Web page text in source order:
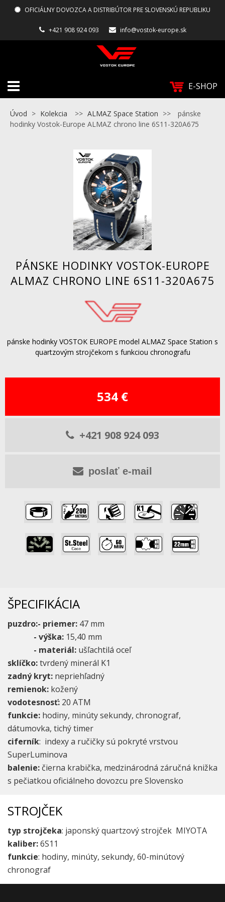
OFICIÁLNY DOVOZCA A DISTRIBÚTOR PRE SLOVENSKÚ REPUBLIKU
+421 908 924 093 info@vostok-europe.sk
E-SHOP
Úvod > Kolekcia >> ALMAZ Space Station >>
pánske
hodinky Vostok-Europe ALMAZ chrono line 6S11-320A675
PÁNSKE HODINKY VOSTOK-EUROPE
ALMAZ CHRONO LINE 6S11-320A675
pánske hodinky VOSTOK EUROPE model ALMAZ Space Station s
quartzovým strojčekom s funkciou chronografu
534 €
+421 908 924 093
poslať e-mail
ŠPECIFIKÁCIA
puzdro:- priemer: 47 mm
- výška: 15,40 mm
- materiál: ušľachtilá oceľ
sklíčko:tvrdený minerál K1
zadný kryt: nepriehľadný
remienok: kožený
vodotesnosť: 20 ATM
funkcie: hodiny, minúty sekundy, chronograf,
dátumovka, tichý timer
ciferník: indexy a ručičky sú pokryté vrstvou
SuperLuminova
balenie: čierna krabička, medzinárodná záručná knižka
s pečiatkou oficiálneho dovozcu pre Slovensko
STROJČEK
typ strojčeka: japonský quartzový strojček MIYOTA
kaliber:6S11
funkcie: hodiny, minúty, sekundy, 60-minútový
chronograf